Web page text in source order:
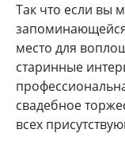
Так что если вы
запоминающейся
место для
старинные
свадебное
всех